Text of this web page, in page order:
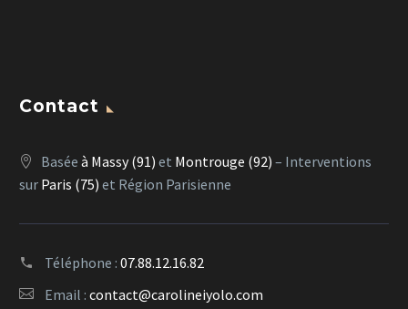
Contact
Basée à Massy (91) et Montrouge (92) – Interventions
sur Paris (75) et Région Parisienne
Téléphone : 07.88.12.16.82
Email : contact@carolineiyolo.com